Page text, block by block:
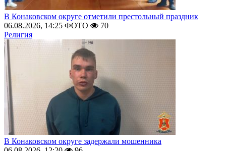
В Конаковском округе отметили престольный праздник
06.08.2026, 14:25 ФОТО
70
Религия
В Конаковском округе задержали мошенника